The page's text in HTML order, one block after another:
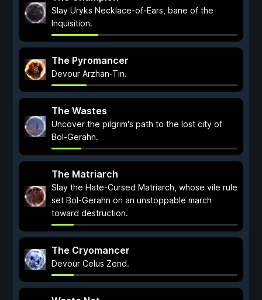
Slay Uryks Necklace-of-Ears, bane of the
Inquisition.
The Pyromancer
Devour Arzhan-Tin.
The Wastes
Uncover the pilgrim's path to the lost city of
Bol-Gerahn.
The Matriarch
Slay the Hate-Cursed Matriarch, whose vile rule
set Bol-Gerahn on an unstoppable march
toward destruction.
The Cryomancer
Devour Celus Zend.